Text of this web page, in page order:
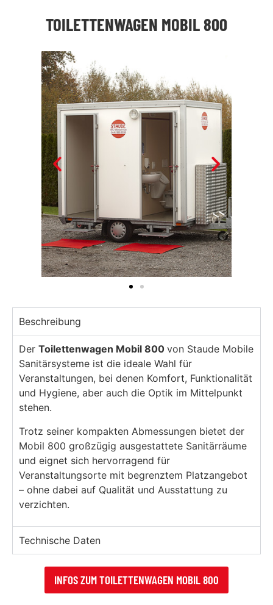
TOILETTENWAGEN MOBIL 800
Beschreibung
Der Toilettenwagen Mobil 800 von Staude Mobile
Sanitärsysteme ist die ideale Wahl für
Veranstaltungen, bei denen Komfort, Funktionalität
und Hygiene, aber auch die Optik im Mittelpunkt
stehen.
Trotz seiner kompakten Abmessungen bietet der
Mobil 800 großzügig ausgestattete Sanitärräume
und eignet sich hervorragend für
Veranstaltungsorte mit begrenztem Platzangebot
– ohne dabei auf Qualität und Ausstattung zu
verzichten.
Technische Daten
INFOS ZUM TOILETTENWAGEN MOBIL 800